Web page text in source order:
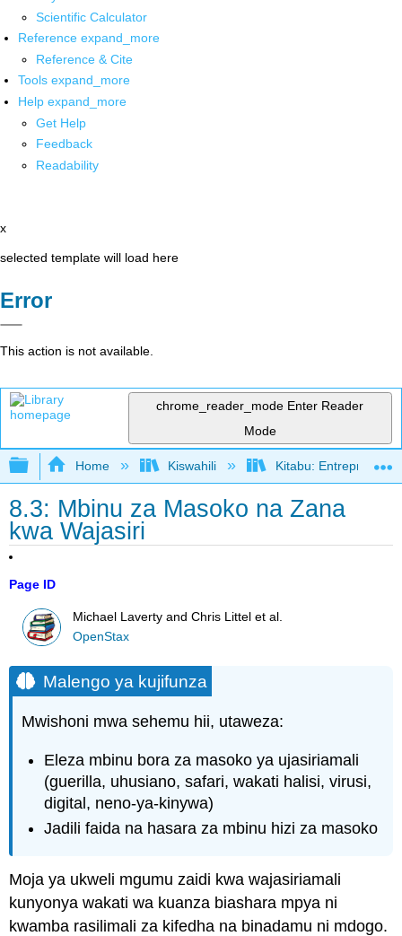
Scientific Calculator
Reference expand_more
Reference & Cite
Tools expand_more
Help expand_more
Get Help
Feedback
Readability
x
selected template will load here
Error
This action is not available.
chrome_reader_mode Enter Reader
Mode
Expand/collapse global hierarchy
Home Kiswahili Kitabu:
8.3: Mbinu za Masoko na Zana
kwa Wajasiri
Page ID
Michael Laverty and Chris Littel et al.
OpenStax
Malengo ya kujifunza
Mwishoni mwa sehemu hii, utaweza:
Eleza mbinu bora za masoko ya ujasiriamali
(guerilla, uhusiano, safari, wakati halisi, virusi,
digital, neno-ya-kinywa)
Jadili faida na hasara za mbinu hizi za masoko
Moja ya ukweli mgumu zaidi kwa wajasiriamali
kunyonya wakati wa kuanza biashara mpya ni
kwamba rasilimali za kifedha na binadamu ni mdogo.